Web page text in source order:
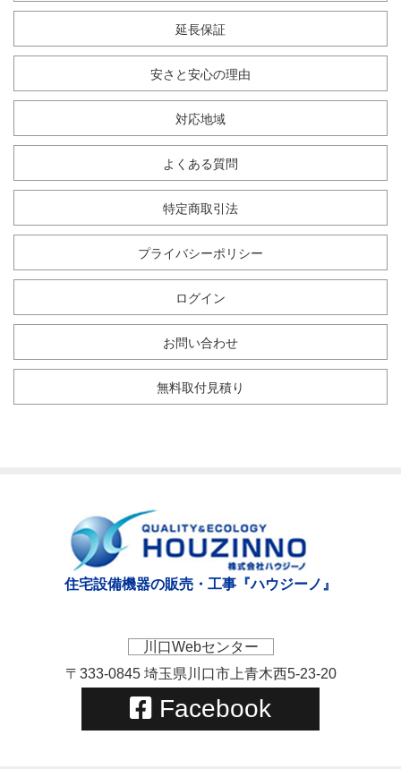
延長保証
安さと安心の理由
対応地域
よくある質問
特定商取引法
プライバシーポリシー
ログイン
お問い合わせ
無料取付見積り
住宅設備機器の販売・工事『ハウジーノ』
川口Webセンター
〒333-0845 埼玉県川口市上青木西5-23-20
Facebook